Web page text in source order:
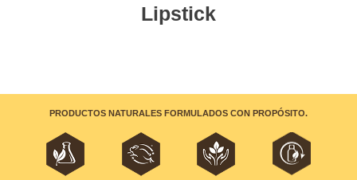
Lipstick
PRODUCTOS NATURALES FORMULADOS CON PROPÓSITO.